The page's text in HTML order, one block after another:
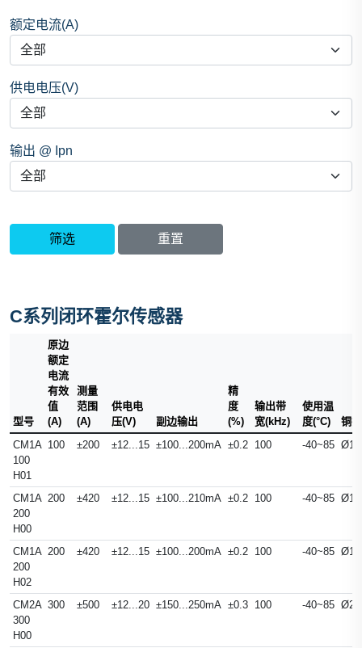
额定电流(A)
供电电压(V)
输出 @ Ipn
筛选 重置
C系列闭环霍尔传感器
型号
原边
额定
电流
有效
值
(A)
测量
范围
(A)
供电电
压(V)
副边输出
精
度
(%)
输出带
宽(kHz)
使用温
度(°C)
铜
CM1A
100
H01
100 ±200 ±12...15 ±100...200mA ±0.2 100 -40~85
CM1A
200
H00
200 ±420 ±12...15 ±100...210mA ±0.2 100 -40~85
CM1A
200
H02
200 ±420 ±12...15 ±100...200mA ±0.2 100 -40~85
CM2A
300
H00
300 ±500 ±12...20 ±150...250mA ±0.3 100 -40~85 Ø20